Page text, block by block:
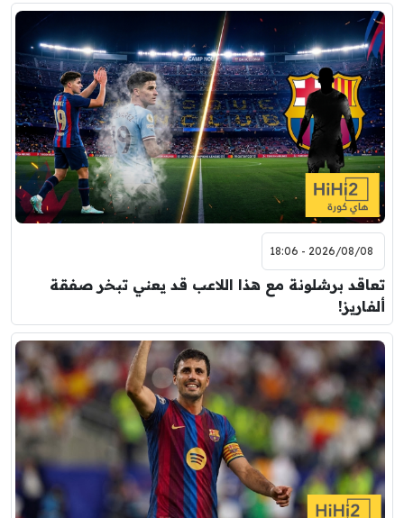
2026/08/08 - 18:06
تعاقد برشلونة مع هذا اللاعب قد يعني تبخر صفقة
ألفاريز!